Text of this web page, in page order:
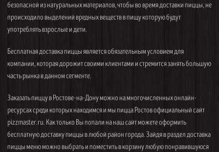
безопасной из натуральных материалов, чтобы во время доставки пиццы, не
происходило выделений вредных веществ в пищу которую будут
употреблять взрослые и дети.
Бесплатная доставка пиццы является обязательным условием для
компании, которая дорожит своими клиентами и стремится занять большую
часть рынка в данном сегменте.
Заказать пиццу в Ростове-на-Дону можно на многочисленных онлайн-
ресурсах среди которых находимся и мы пицца Ростов официальный сайт
pizzmaster.ru. Как только Вы попали на наш сайт можете оформить
бесплатную доставку пиццы в любой район города. Зайдя в раздел доставка
пиццы меню можно выбрать и поместить в корзину любую понравившуюся